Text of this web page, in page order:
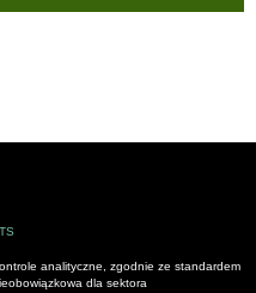
analityczne, zgodnie ze standardem
dla sektora